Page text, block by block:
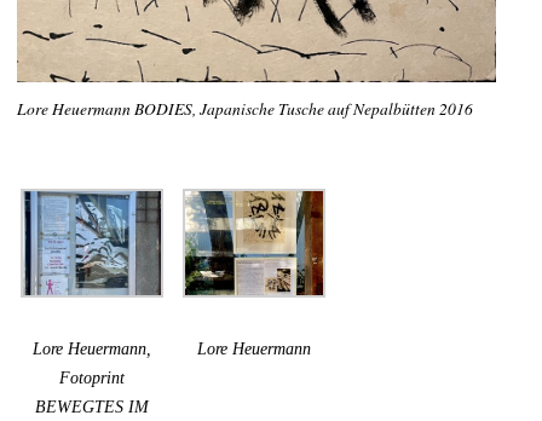
Lore Heuermann BODIES, Japanische Tusche auf Nepalbütten 2016
Lore Heuermann,
Fotoprint
BEWEGTES IM
Lore Heuermann